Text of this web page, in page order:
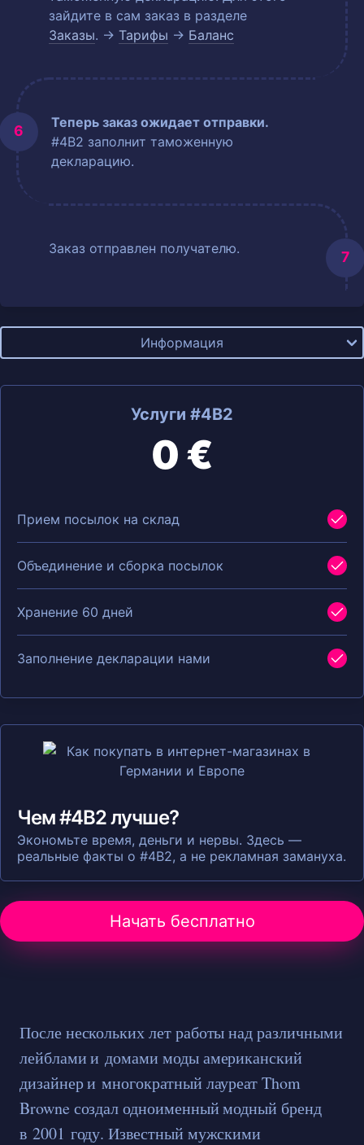
зайдите в сам заказ в разделе
Заказы. → Тарифы → Баланс
Теперь заказ ожидает отправки.
#4B2 заполнит таможенную
декларацию.
Заказ отправлен получателю.
Информация
Услуги #4B2
0 €
Прием посылок на склад
Объединение и сборка посылок
Хранение 60 дней
Заполнение декларации нами
Чем #4B2 лучше?
Экономьте время, деньги и нервы. Здесь —
реальные факты о #4B2, а не рекламная замануха.
Начать бесплатно
После нескольких лет работы над различными
лейблами и домами моды американский
дизайнер и многократный лауреат Thom
Browne создал одноименный модный бренд
в 2001 году. Известный мужскими